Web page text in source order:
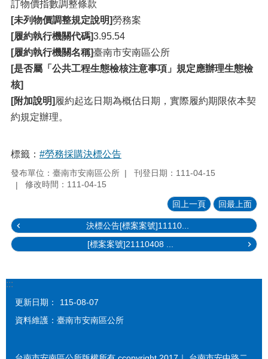
訂物價指數調整條款
[未列物價調整規定說明]勞務案
[履約執行機關代碼]3.95.54
[履約執行機關名稱]臺南市安南區公所
[是否屬「公共工程生態檢核注意事項」規定應辦理生態檢
核]
[附加說明] 履約起迄日期為概估日期，實際履約期限依本契
約規定辦理。
標籤： #勞務採購決標公告
發布單位：臺南市安南區公所
刊登日期：111-04-15
修改時間：111-04-15
回上一頁 回最上面
決標公告[標案案號]11110...
[標案案號]21110408 ...
:::
更新日期：
115-08-07
資料維護：臺南市安南區公所